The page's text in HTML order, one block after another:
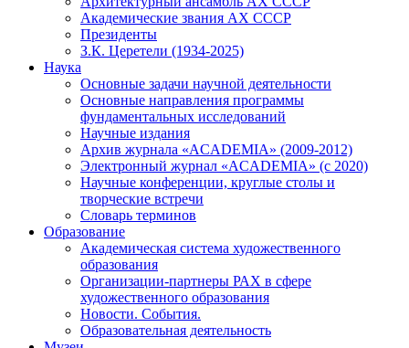
Академические звания АХ СССР
Президенты
З.К. Церетели (1934-2025)
Наука
Основные задачи научной деятельности
Основные направления программы
фундаментальных исследований
Научные издания
Архив журнала «ACADEMIA» (2009-2012)
Электронный журнал «ACADEMIA» (с 2020)
Научные конференции, круглые столы и
творческие встречи
Словарь терминов
Образование
Академическая система художественного
образования
Организации-партнеры РАХ в сфере
художественного образования
Новости. События.
Образовательная деятельность